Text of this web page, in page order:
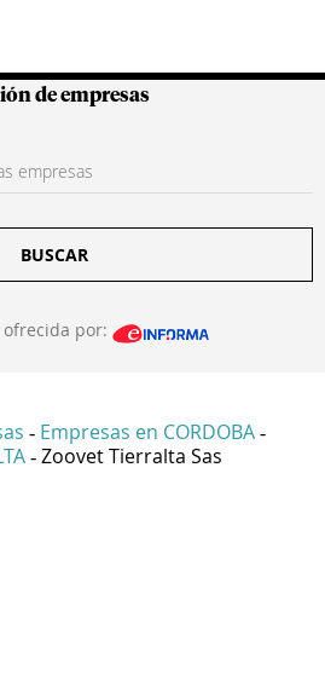
Colombianas
de empresas
BUSCAR
por:
- Empresas en CORDOBA -
- Zoovet Tierralta Sas